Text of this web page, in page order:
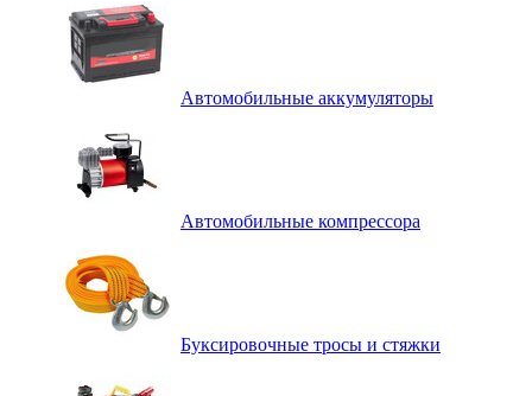
Автомобильные аккумуляторы
Автомобильные компрессора
Буксировочные тросы и стяжки